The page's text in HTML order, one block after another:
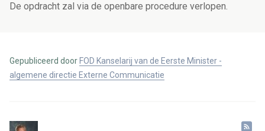
De opdracht zal via de openbare procedure verlopen.
Gepubliceerd door FOD Kanselarij van de Eerste Minister -
algemene directie Externe Communicatie